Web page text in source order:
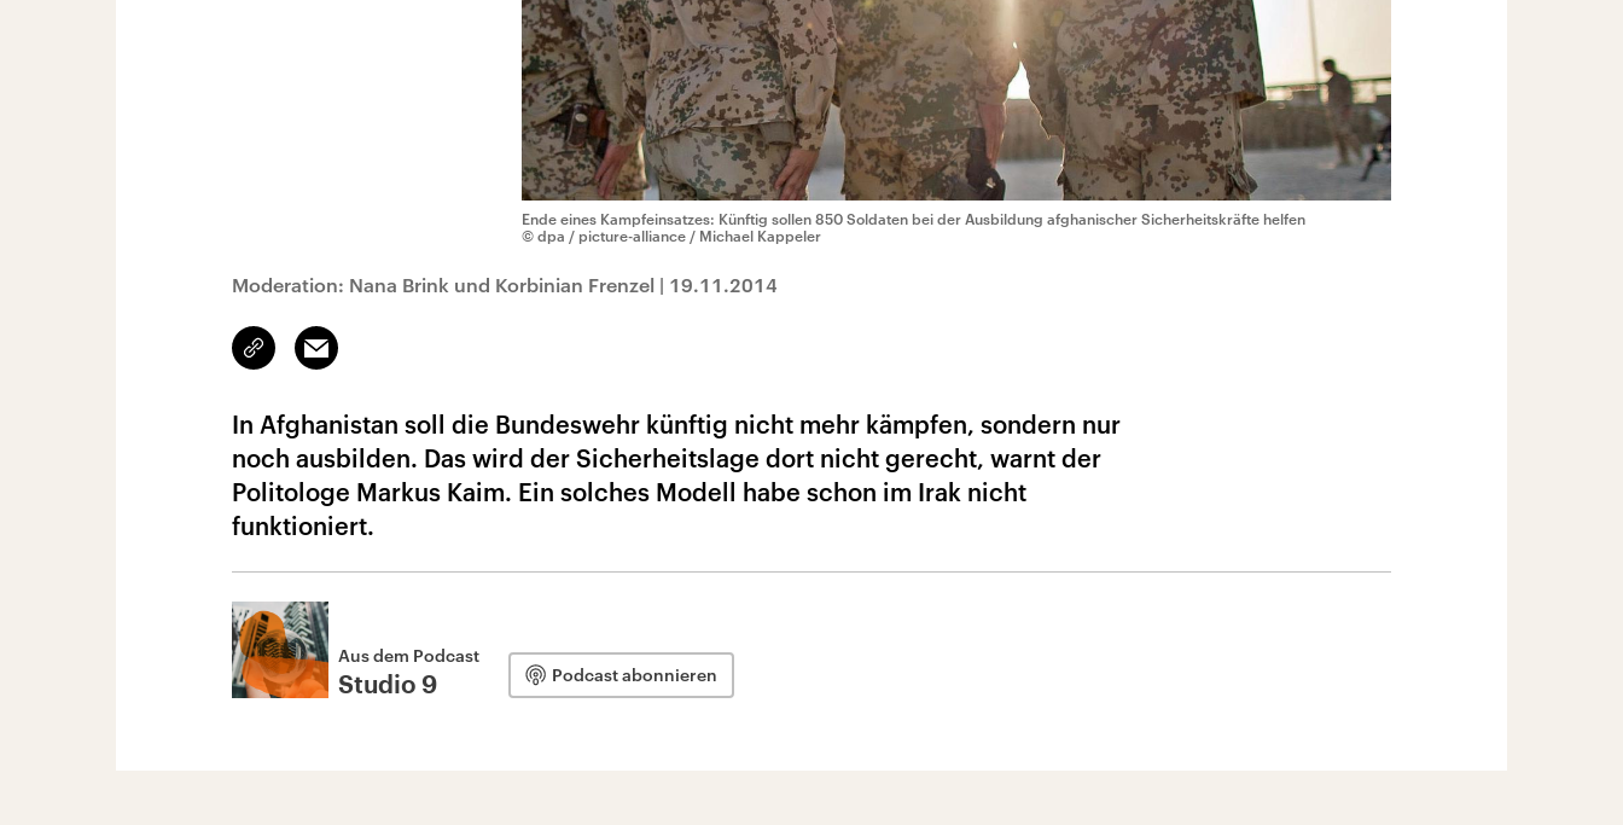
Ende eines Kampfeinsatzes: Künftig sollen 850 Soldaten bei der Ausbildung afghanischer Sicherheitskräfte helfen
© dpa / picture-alliance / Michael Kappeler
Moderation: Nana Brink und Korbinian Frenzel | 19.11.2014
Link
kopieren/teilen
Email
In Afghanistan soll die Bundeswehr künftig nicht mehr kämpfen, sondern nur
noch ausbilden. Das wird der Sicherheitslage dort nicht gerecht, warnt der
Politologe Markus Kaim. Ein solches Modell habe schon im Irak nicht
funktioniert.
Aus dem Podcast
Studio 9 Podcast abonnieren